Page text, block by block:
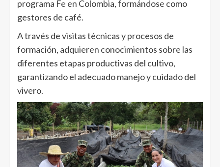
programa Fe en Colombia, formándose como
gestores de café.
A través de visitas técnicas y procesos de
formación, adquieren conocimientos sobre las
diferentes etapas productivas del cultivo,
garantizando el adecuado manejo y cuidado del
vivero.